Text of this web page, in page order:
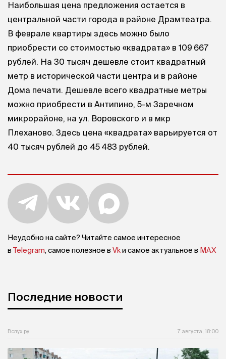
Наибольшая цена предложения остается в
центральной части города в районе Драмтеатра.
В феврале квартиры здесь можно было
приобрести со стоимостью «квадрата» в 109 667
рублей. На 30 тысяч дешевле стоит квадратный
метр в исторической части центра и в районе
Дома печати. Дешевле всего квадратные метры
можно приобрести в Антипино, 5-м Заречном
микрорайоне, на ул. Воровского и в мкр
Плеханово. Здесь цена «квадрата» варьируется от
40 тысяч рублей до 45 483 рублей.
Неудобно на сайте? Читайте самое интересное
в Telegram, самое полезное в Vkи самое актуальное в MAX
Последние новости
Вслух.ру 7 августа, 18:00